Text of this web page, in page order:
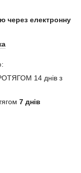
через електронну
14 днів з
7 днів